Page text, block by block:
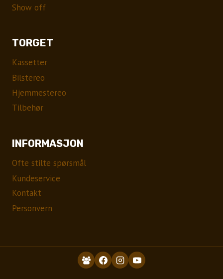
Show off
TORGET
Kassetter
Bilstereo
Hjemmestereo
Tilbehør
INFORMASJON
Ofte stilte spørsmål
Kundeservice
Kontakt
Personvern